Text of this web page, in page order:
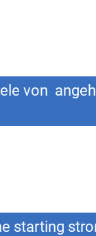
von
starting